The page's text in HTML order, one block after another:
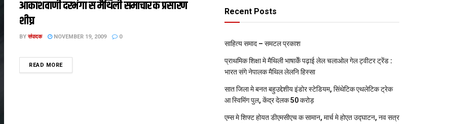
आकाशवाणी दरभंगा स मैथिली समाचार क प्रसारण
शीघ्र
BY संपादक NOVEMBER 19, 2009 0
READ MOREDETAILS
Recent Posts
साहित्य समाद – समटल प्रकाश
प्राथमिक शि‍क्षा मे मैथि‍ली भाषाकेँ पढ़ाई लेल चलाओल गेल ट्वीटर ट्रेंड :
भारत संगे नेपालक मैथिल लेलनि हिस्सा
सात जिला मे बनत बहुउद्देशीय इंडोर स्‍टेडि‍यम, सिंथेटिक एथलेटिक ट्रेक
आ स्विमिंग पुल, केंद्र देलक 50 करोड़
एम्स मे शिफ्ट होयत डीएमसीएच क सामान, मार्च मे होएत उद्घाटन, नव सत्र